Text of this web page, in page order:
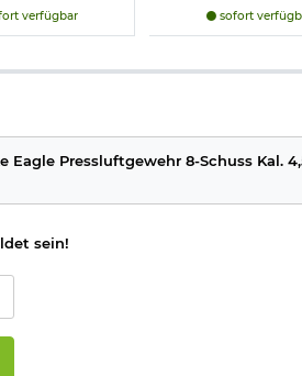
verfügbar sofort
Eagle Pressluftgewehr 8-Schuss Kal.
sein!